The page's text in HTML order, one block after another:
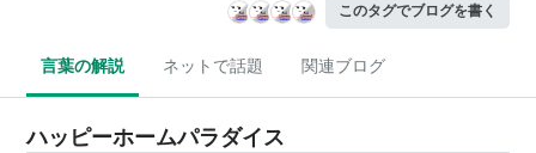
このタグでブログを書く
言葉の解説 ネットで話題 関連ブログ
ハッピーホームパラダイス